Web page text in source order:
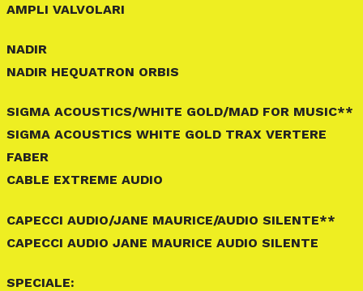
AMPLI VALVOLARI
NADIR
NADIR HEQUATRON ORBIS
SIGMA ACOUSTICS/WHITE GOLD/MAD FOR MUSIC**
SIGMA ACOUSTICS WHITE GOLD TRAX VERTERE
FABER
CABLE EXTREME AUDIO
CAPECCI AUDIO/JANE MAURICE/AUDIO SILENTE**
CAPECCI AUDIO JANE MAURICE AUDIO SILENTE
SPECIALE: